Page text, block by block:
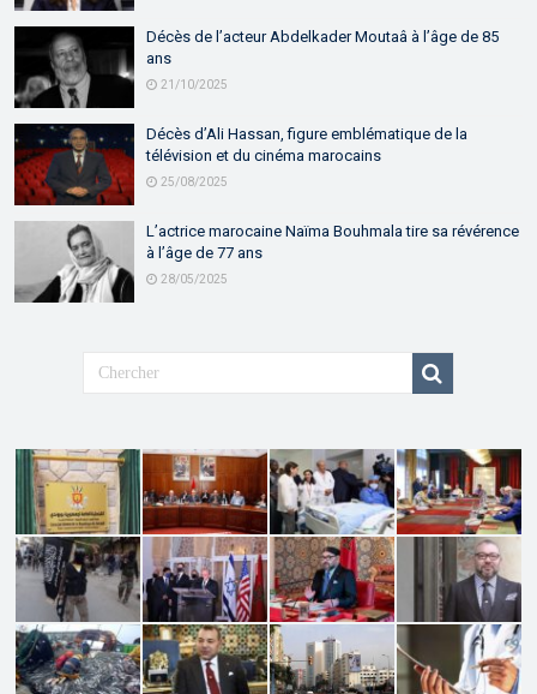
Décès de l’acteur Abdelkader Moutaâ à l’âge de 85
ans
21/10/2025
Décès d’Ali Hassan, figure emblématique de la
télévision et du cinéma marocains
25/08/2025
L’actrice marocaine Naïma Bouhmala tire sa révérence
à l’âge de 77 ans
28/05/2025